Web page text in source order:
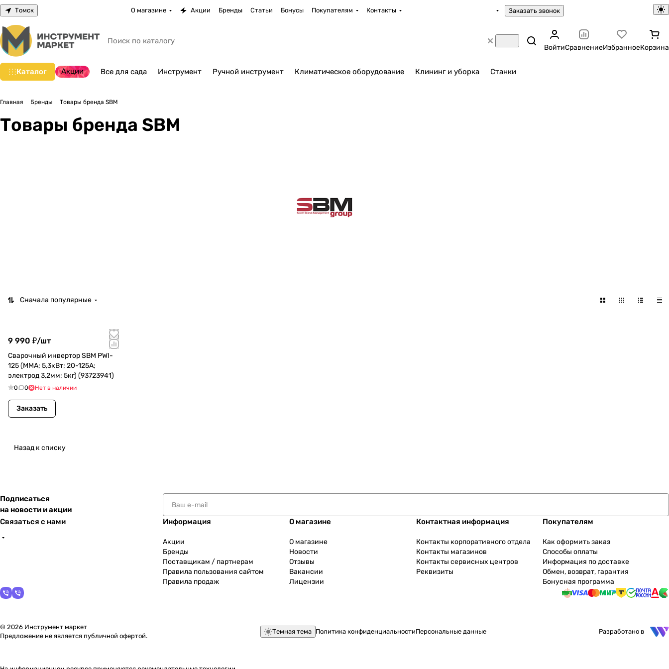
Томск О магазине Акции Бренды Статьи Бонусы Покупателям Контакты Заказать звонок
ВойтиСравнениеИзбранноеКорзина
Каталог Акции Все для сада Инструмент Ручной инструмент Климатическое оборудование Клининг и уборка Станки
Главная Бренды Товары бренда SBM
Товары бренда SBM
Сначала популярные
9 990 ₽/шт
Сварочный инвертор SBM PWI-
125 (MMA; 5,3кВт; 20-125А;
электрод 3,2мм; 5кг) (93723941)
0 0 Нет в наличии
Заказать
Назад к списку
Подписаться
на новости и акции
Связаться с нами
Информация
Акции
Бренды
Поставщикам / партнерам
Правила пользования сайтом
Правила продаж
О магазине
О магазине
Новости
Отзывы
Вакансии
Лицензии
Контактная информация
Контакты корпоративного отдела
Контакты магазинов
Контакты сервисных центров
Реквизиты
Покупателям
Как оформить заказ
Способы оплаты
Информация по доставке
Обмен, возврат, гарантия
Бонусная программа
© 2026 Инструмент маркет
Предложение не является публичной офертой.
Темная тема Политика конфиденциальностиПерсональные данные Разработано в